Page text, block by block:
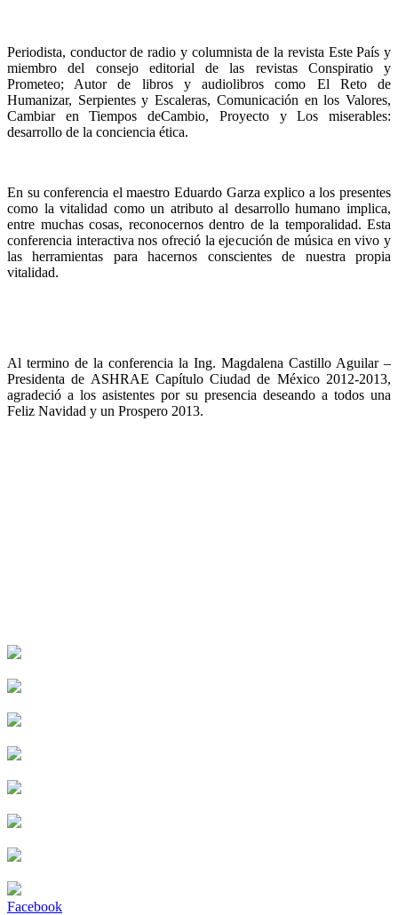
Periodista, conductor de radio y columnista de la revista Este País y
miembro del consejo editorial de las revistas Conspiratio y
Prometeo; Autor de libros y audiolibros como El Reto de
Humanizar, Serpientes y Escaleras, Comunicación en los Valores,
Cambiar en Tiempos deCambio, Proyecto y Los miserables:
desarrollo de la conciencia ética.
En su conferencia el maestro Eduardo Garza explico a los presentes
como la vitalidad como un atributo al desarrollo humano implica,
entre muchas cosas, reconocernos dentro de la temporalidad. Esta
conferencia interactiva nos ofreció la ejecución de música en vivo y
las herramientas para hacernos conscientes de nuestra propia
vitalidad.
Al termino de la conferencia la Ing. Magdalena Castillo Aguilar –
Presidenta de ASHRAE Capítulo Ciudad de México 2012-2013,
agradeció a los asistentes por su presencia deseando a todos una
Feliz Navidad y un Prospero 2013.
Facebook